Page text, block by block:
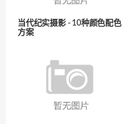
当代纪实摄影 - 10种颜色配色
方案